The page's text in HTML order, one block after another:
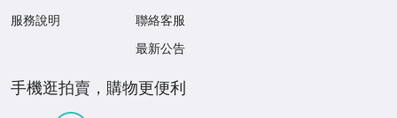
服務說明
聯絡客服
最新公告
手機逛拍賣，購物更便利